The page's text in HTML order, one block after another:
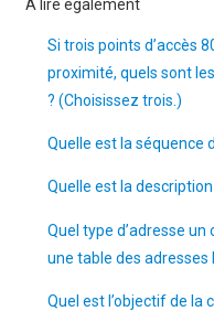
À lire également
Si trois points d’accès
proximité, quels sont
? (Choisissez trois.)
Quelle est la séquence
Quelle est la
Quel type d’adresse
une table des adresses
Quel est l’objectif de la